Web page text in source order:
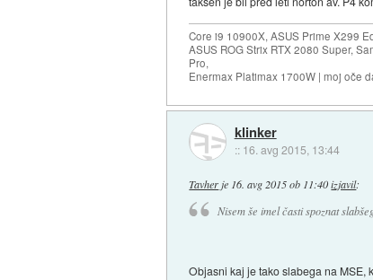
Core i9 10900X, ASUS Prime X299
ASUS ROG Strix RTX 2080 Super,
Pro,
Enermax Platimax 1700W | moj oče
klinker
:: 16. avg 2015, 13:44
Tavher je 16. avg 2015 ob 11:40 izjavil:
Nisem še imel časti spoznat
Objasni kaj je tako slabega na MSE,